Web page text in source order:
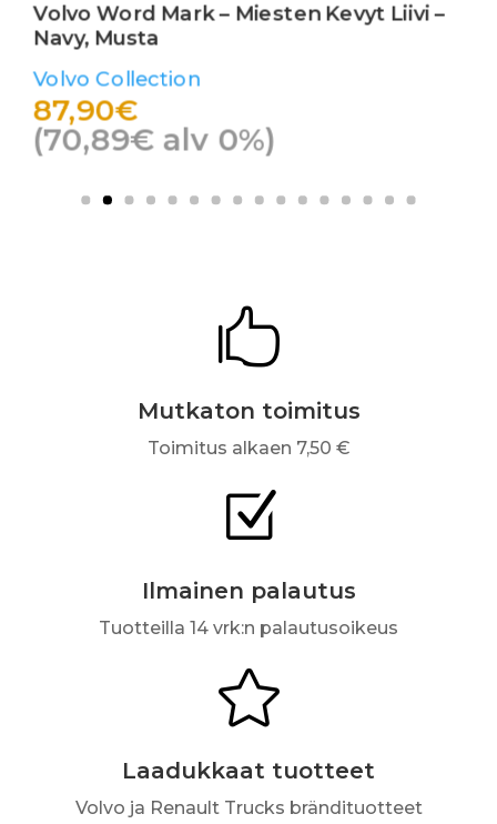
Volvo Word Mark – Miesten Kevyt Liivi –
Navy, Musta
Volvo Collection
87,90€
(70,89€alv 0%)

Mutkaton toimitus
Toimitus alkaen 7,50 €
Z
Ilmainen palautus
Tuotteilla 14 vrk:n palautusoikeus

Laadukkaat tuotteet
Volvo ja Renault Trucks brändituotteet